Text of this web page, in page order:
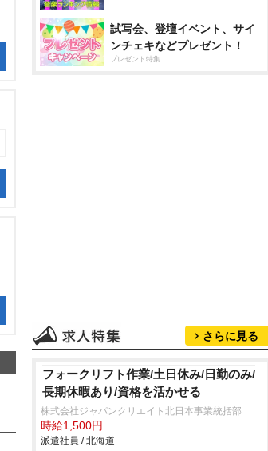
試写会、登壇イベント、サイ
ンチェキなどプレゼント！
プレゼント特集
さらに見る
フォークリフト作業/土日休み/日勤のみ/
長期休暇あり/資格を活かせる
株式会社ジャパンクリエイト北日本事業統括部
時給1,500円
派遣社員 / 北海道